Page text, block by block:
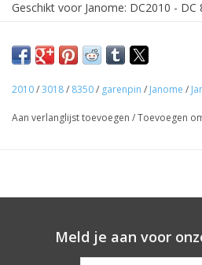
Geschikt voor Janome: DC2010 - DC
2010/3018/ 8350/ garenpin / Janome /
Aan verlanglijst toevoegen /Toevoegen
Meld je aan voor